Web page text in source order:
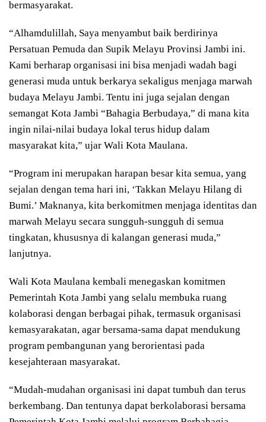
bermasyarakat.
“Alhamdulillah, Saya menyambut baik berdirinya
Persatuan Pemuda dan Supik Melayu Provinsi Jambi ini.
Kami berharap organisasi ini bisa menjadi wadah bagi
generasi muda untuk berkarya sekaligus menjaga marwah
budaya Melayu Jambi. Tentu ini juga sejalan dengan
semangat Kota Jambi “Bahagia Berbudaya,” di mana kita
ingin nilai-nilai budaya lokal terus hidup dalam
masyarakat kita,” ujar Wali Kota Maulana.
“Program ini merupakan harapan besar kita semua, yang
sejalan dengan tema hari ini, ‘Takkan Melayu Hilang di
Bumi.’ Maknanya, kita berkomitmen menjaga identitas dan
marwah Melayu secara sungguh-sungguh di semua
tingkatan, khususnya di kalangan generasi muda,”
lanjutnya.
Wali Kota Maulana kembali menegaskan komitmen
Pemerintah Kota Jambi yang selalu membuka ruang
kolaborasi dengan berbagai pihak, termasuk organisasi
kemasyarakatan, agar bersama-sama dapat mendukung
program pembangunan yang berorientasi pada
kesejahteraan masyarakat.
“Mudah-mudahan organisasi ini dapat tumbuh dan terus
berkembang. Dan tentunya dapat berkolaborasi bersama